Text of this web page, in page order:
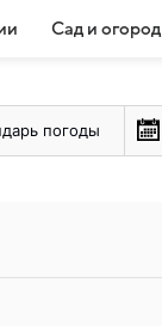
Сад и огород
погоды